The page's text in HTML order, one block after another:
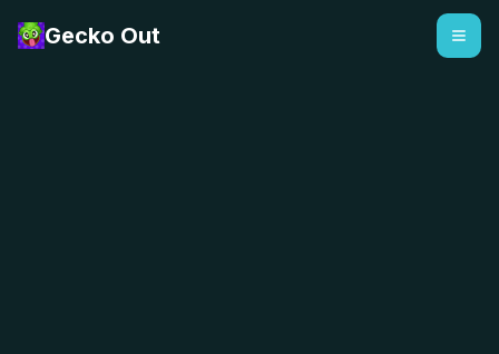
Gecko Out